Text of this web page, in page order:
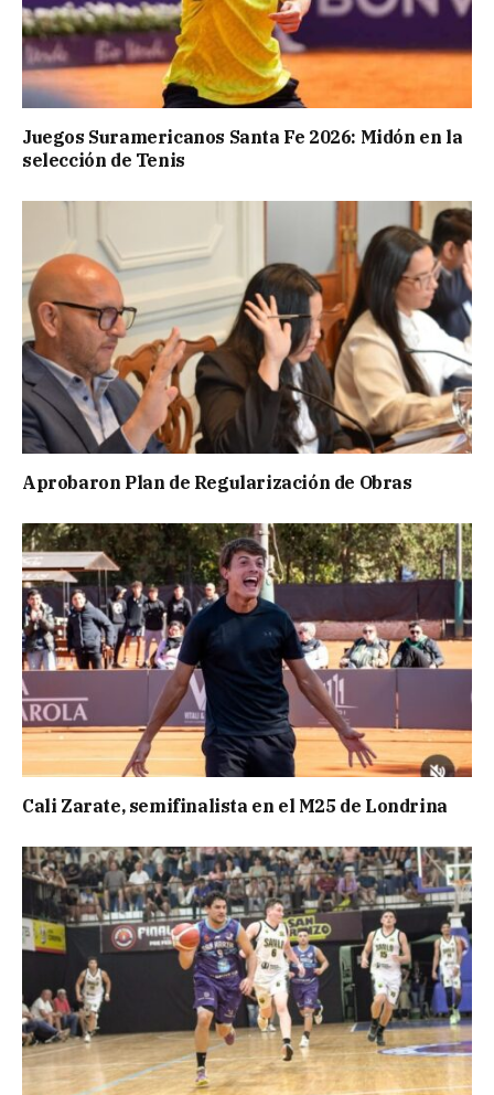
Juegos Suramericanos Santa Fe 2026: Midón en la
selección de Tenis
Aprobaron Plan de Regularización de Obras
Cali Zarate, semifinalista en el M25 de Londrina